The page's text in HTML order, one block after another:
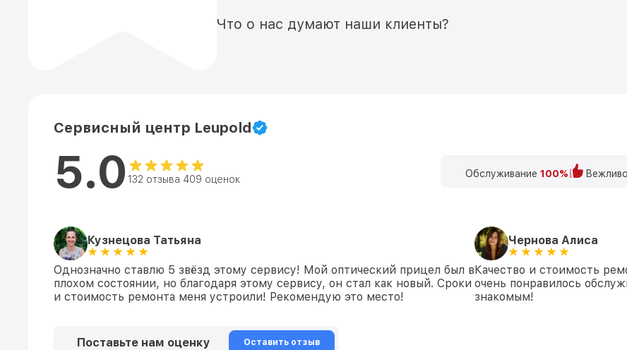
Что о нас думают наши клиенты?
Сервисный центр Leupold
5.0 132 отзыва 409 оценок Обслуживание 100%
Кузнецова Татьяна
Однозначно ставлю 5 звёзд этому сервису! Мой оптический прицел был в
плохом состоянии, но благодаря этому сервису, он стал как новый. Сроки
и стоимость ремонта меня устроили! Рекомендую это место!
Чернова Алиса
Качество и стоимость
очень понравилось
знакомым!
Поставьте нам оценку Оставить отзыв